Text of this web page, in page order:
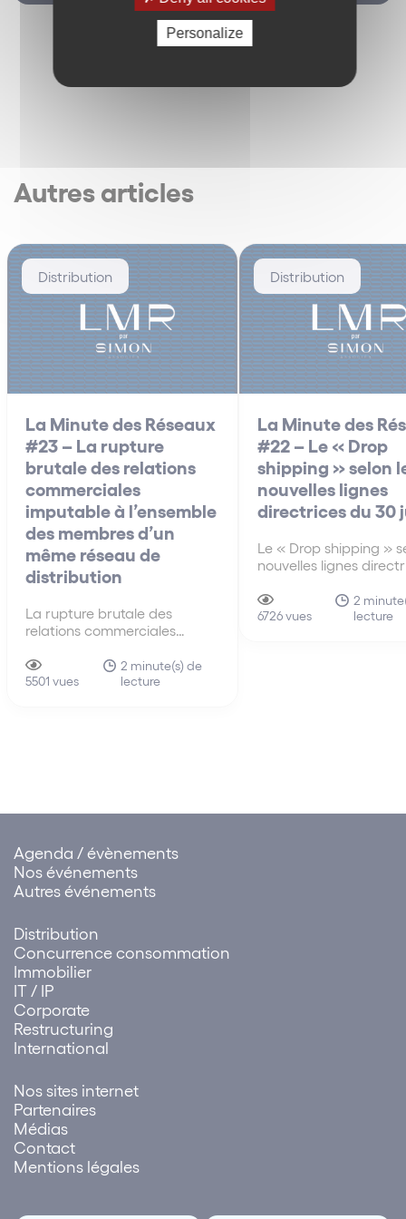
Autres articles
Distribution
La Minute des Réseaux
#23 – La rupture
brutale des relations
commerciales
imputable à l’ensemble
des membres d’un
même réseau de
distribution
La rupture brutale des
relations commerciales
membres d’un même réseau
de distribution La faute tirée
5501 vues
2 minute(s) de
lecture
Distribution
La Minute des
#22 – Le « Drop
shipping » selon
nouvelles lignes
directrices du 30
Le « Drop shipping »
nouvelles lignes
anciennes lignes
de 2010, les nouvelles
6726 vues
2
lecture
Agenda / évènements
Nos événements
Autres événements
Distribution
Concurrence consommation
Immobilier
IT / IP
Corporate
Restructuring
International
Nos sites internet
Partenaires
Médias
Contact
Mentions légales
Personalize